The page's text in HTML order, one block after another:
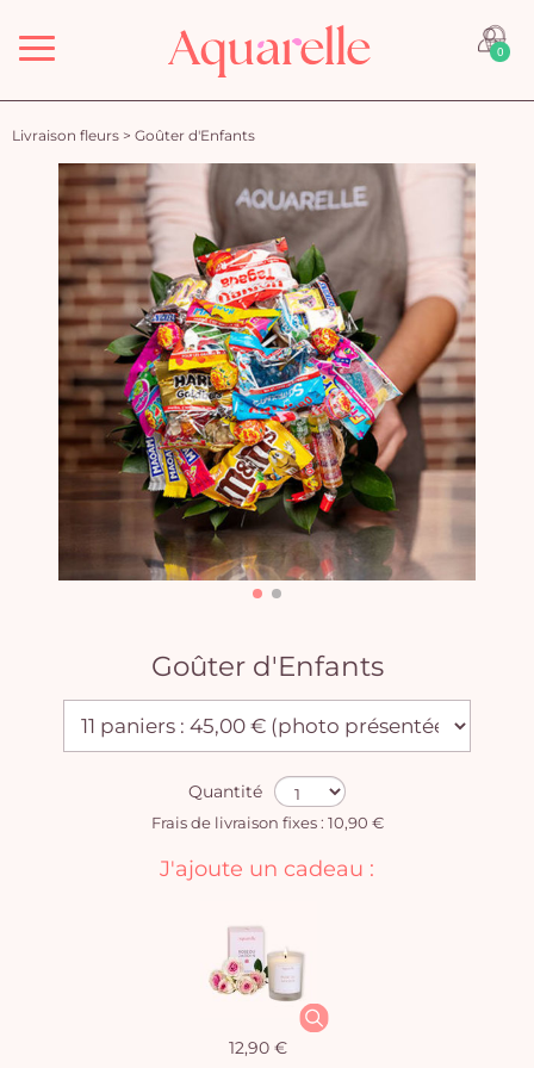
Menu 0
Livraison fleurs > Goûter d'Enfants
Goûter d'Enfants
Quantité
Frais de livraison fixes : 10,90 €
J'ajoute un cadeau :
12,90 €